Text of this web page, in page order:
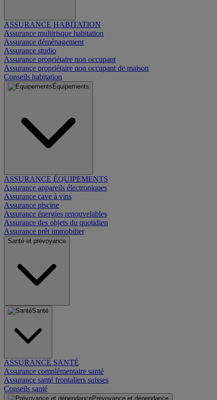
ASSURANCE HABITATION
Assurance multirisque habitation
Assurance déménagement
Assurance studio
Assurance propriétaire non occupant
Assurance propriétaire non occupant de maison
Conseils habitation
Équipements
ASSURANCE ÉQUIPEMENTS
Assurance appareils électroniques
Assurance cave à vins
Assurance piscine
Assurance énergies renouvelables
Assurance des objets du quotidien
Assurance prêt immobilier
Santé et prévoyance
Santé
ASSURANCE SANTÉ
Assurance complémentaire santé
Assurance santé frontaliers suisses
Conseils santé
Prévoyance et dépendance